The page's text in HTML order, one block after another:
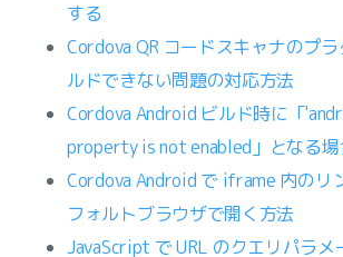
する
Cordova QR コードスキャナのプ
ルドできない問題の対応方法
Cordova Android ビルド時に「
property is not enabled」となる
Cordova Android で iframe 内のリ
フォルトブラウザで開く方法
JavaScript で URL のクエリパラメ